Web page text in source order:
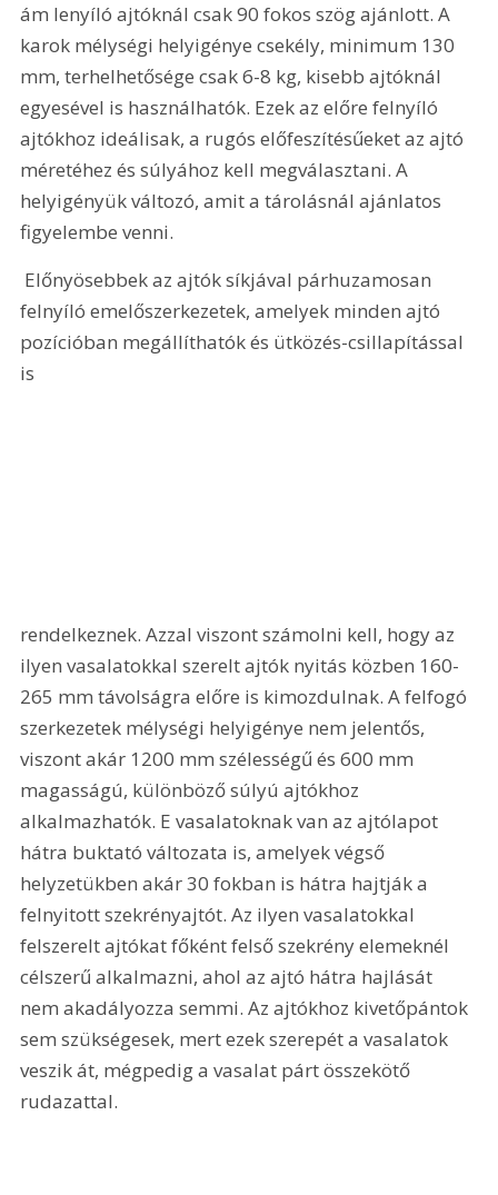
ám lenyíló ajtóknál csak 90 fokos szög ajánlott. A
karok mélységi helyigénye csekély, minimum 130
mm, terhelhetősége csak 6-8 kg, kisebb ajtóknál
egyesével is használhatók. Ezek az előre felnyíló
ajtókhoz ideálisak, a rugós előfeszítésűeket az ajtó
méretéhez és súlyához kell megválasztani. A
helyigényük változó, amit a tárolásnál ajánlatos
figyelembe venni.
felnyíló emelőszerkezetek, amelyek minden ajtó
pozícióban megállíthatók és ütközés-csillapítással
is
rendelkeznek. Azzal viszont számolni kell, hogy az
ilyen vasalatokkal szerelt ajtók nyitás közben 160-
265 mm távolságra előre is kimozdulnak. A felfogó
szerkezetek mélységi helyigénye nem jelentős,
viszont akár 1200 mm szélességű és 600 mm
magasságú, különböző súlyú ajtókhoz
alkalmazhatók. E vasalatoknak van az ajtólapot
hátra buktató változata is, amelyek végső
helyzetükben akár 30 fokban is hátra hajtják a
felnyitott szekrényajtót. Az ilyen vasalatokkal
felszerelt ajtókat főként felső szekrény elemeknél
célszerű alkalmazni, ahol az ajtó hátra hajlását
nem akadályozza semmi. Az ajtókhoz kivetőpántok
sem szükségesek, mert ezek szerepét a vasalatok
veszik át, mégpedig a vasalat párt összekötő
rudazattal.